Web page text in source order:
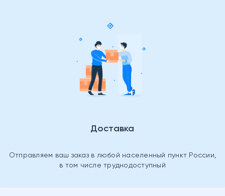
Доставка
Отправляем ваш заказ в любой населенный пункт России,
в том числе труднодоступный